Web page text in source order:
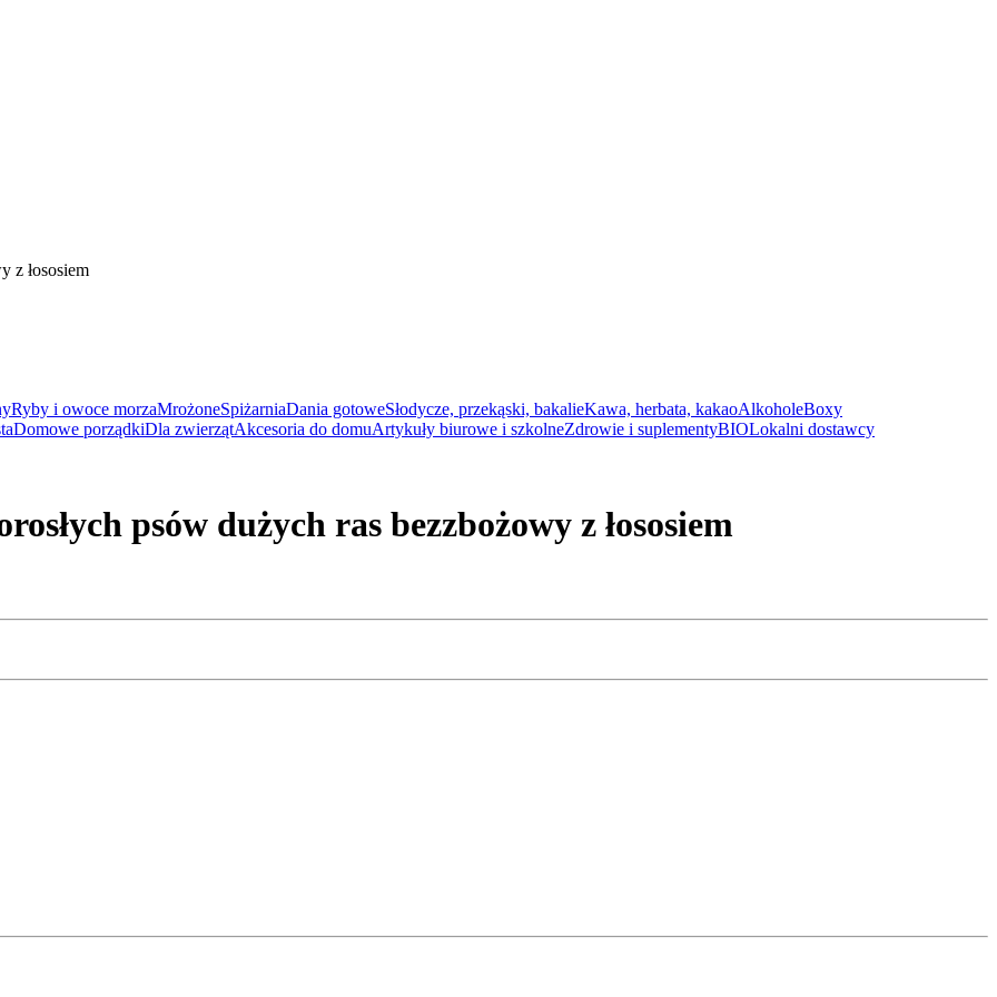
Ryby i owoce morzaMrożoneSpiżarniaDania gotoweSłodycze, przekąski, bakalieKawa, herbata, kakaoAlkoholeBoxy
Domowe porządkiDla zwierzątAkcesoria do domuArtykuły biurowe i szkolneZdrowie i suplementyBIOLokalni dostawcy
z łososiem
psów dużych ras bezzbożowy z łososiem